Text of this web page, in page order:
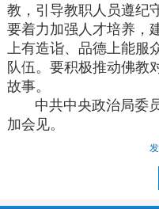
教，引导教职人员遵纪
要着力加强人才培养，
上有造诣、品德上能服
队伍。要积极推动佛教
故事。
中共中央政治局委员
加会见。